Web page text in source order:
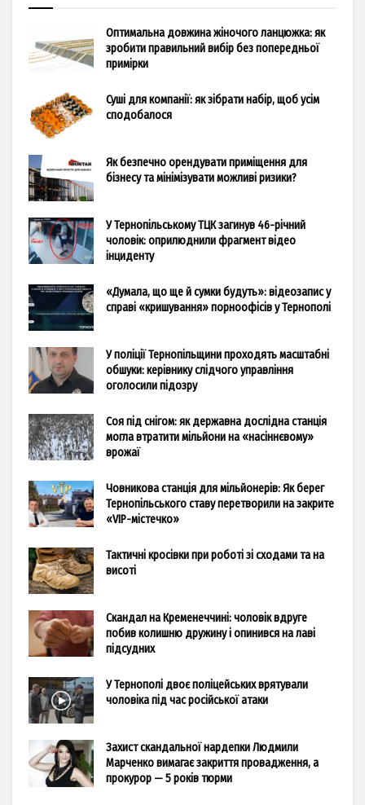
Оптимальна довжина жіночого ланцюжка: як
зробити правильний вибір без попередньої
примірки
Суші для компанії: як зібрати набір, щоб усім
сподобалося
Як безпечно орендувати приміщення для
бізнесу та мінімізувати можливі ризики?
У Тернопільському ТЦК загинув 46-річний
чоловік: оприлюднили фрагмент відео
інциденту
«Думала, що ще й сумки будуть»: відеозапис у
справі «кришування» порноофісів у Тернополі
У поліції Тернопільщини проходять масштабні
обшуки: керівнику слідчого управління
оголосили підозру
Соя під снігом: як державна дослідна станція
могла втратити мільйони на «насіннєвому»
врожаї
Човникова станція для мільйонерів: Як берег
Тернопільського ставу перетворили на закрите
«VIP-містечко»
Тактичні кросівки при роботі зі сходами та на
висоті
Скандал на Кременеччині: чоловік вдруге
побив колишню дружину і опинився на лаві
підсудних
У Тернополі двоє поліцейських врятували
чоловіка під час російської атаки
Захист скандальної нардепки Людмили
Марченко вимагає закриття провадження, а
прокурор — 5 років тюрми